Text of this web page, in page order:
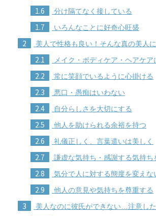
1.6 分け隔てなく接している
1.7 いろんなことに好奇心旺盛
2 美人で性格も良い！そんな真の美人
2.1 メイク・ボディケア・ヘアケ
2.2 常に笑顔でいるように心掛ける
2.3 悪口・愚痴はいわない
2.4 自分らしさを大切にする
2.5 他人を助けられる余裕を持つ
2.6 礼儀正しく、言葉遣いは美しく
2.7 謙虚な気持ち・感謝する気持ち
2.8 気分で人に対する態度を変えな
2.9 他人の意見や気持ちを尊重する
3 美人なのに彼氏ができない…注意し